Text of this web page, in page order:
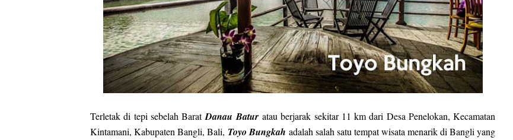
Terletak di tepi sebelah BaratDanau Baturatau berjarak sekitar 11 km dari Desa Penelokan, Kecamatan
Kintamani, Kabupaten Bangli, Bali, Toyo Bungkah adalah salah satu tempat wisata menarik di Bangli yang